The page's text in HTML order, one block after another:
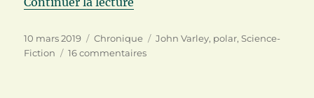
Publié
le
10 mars 2019 Catégories
Chronique Étiquettes
John Varley, polar,Science-
Fiction
16 commentairessur